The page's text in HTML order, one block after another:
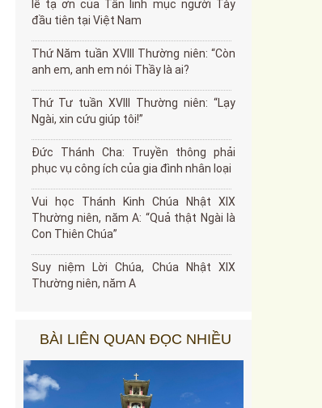
lễ tạ ơn của Tân linh mục người Tày
đầu tiên tại Việt Nam
Thứ Năm tuần XVIII Thường niên: “Còn
anh em, anh em nói Thầy là ai?
Thứ Tư tuần XVIII Thường niên: “Lạy
Ngài, xin cứu giúp tôi!”
Đức Thánh Cha: Truyền thông phải
phục vụ công ích của gia đình nhân loại
Vui học Thánh Kinh Chúa Nhật XIX
Thường niên, năm A: “Quả thật Ngài là
Con Thiên Chúa”
Suy niệm Lời Chúa, Chúa Nhật XIX
Thường niên, năm A
BÀI LIÊN QUAN ĐỌC NHIỀU